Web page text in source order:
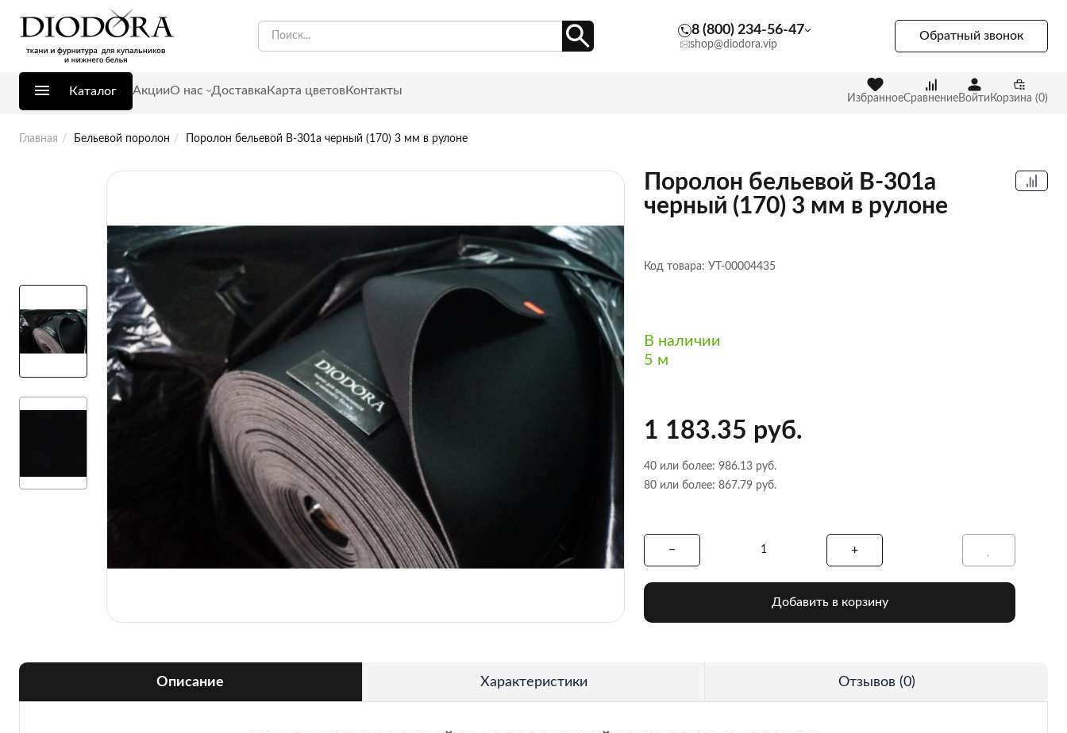
8 (800) 234-56-47
shop@diodora.vip
Обратный звонок
Каталог АкцииО нас Доставка Карта цветовКонтакты
ИзбранноеСравнениеВойти Корзина (0)
Главная Бельевой поролон Поролон бельевой B-301a черный (170) 3 мм в рулоне
Поролон бельевой B-301a
черный (170) 3 мм в рулоне
Код товара: УТ-00004435
В наличии
5 м
1 183.35 руб.
40 или более: 986.13 руб.
80 или более: 867.79 руб.
Добавить в корзину
Описание Характеристики Отзывов (0)